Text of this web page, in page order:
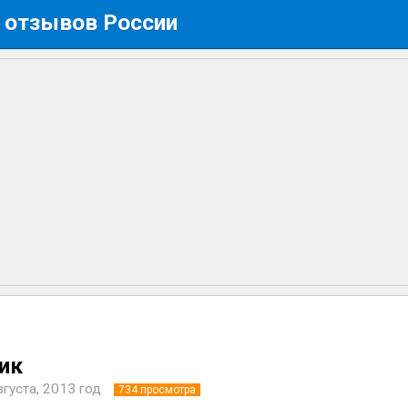
России
2013 год 734просмотра